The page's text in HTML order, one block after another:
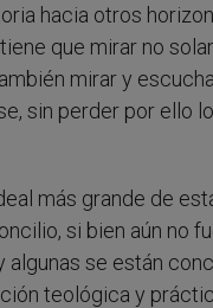
hacia otros
que mirar no
mirar y
sin perder por ello
más grande de
si bien aún no
algunas se están
teológica y